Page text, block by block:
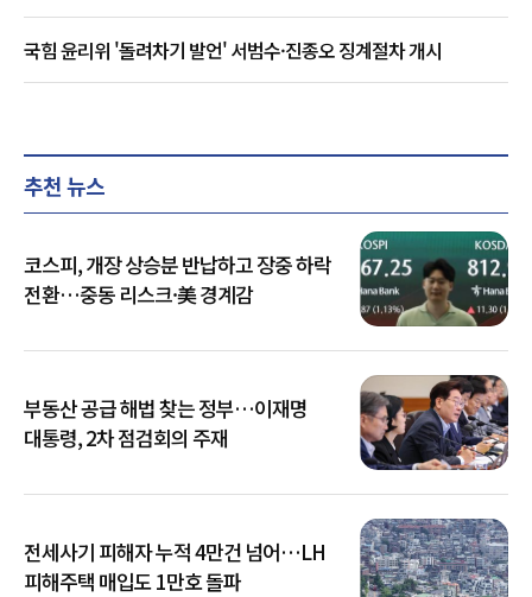
국힘 윤리위 '돌려차기 발언' 서범수·진종오 징계절차 개시
추천 뉴스
코스피, 개장 상승분 반납하고 장중 하락
전환…중동 리스크·美 경계감
부동산 공급 해법 찾는 정부…이재명
대통령, 2차 점검회의 주재
전세사기 피해자 누적 4만건 넘어…LH
피해주택 매입도 1만호 돌파